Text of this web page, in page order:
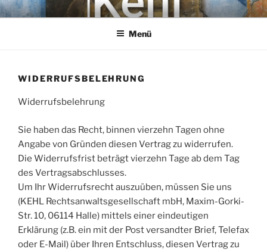
Zum
InhaltKEHL
Rechtsanwaltsgesellschaft mbH
Menü
WIDERRUFSBELEHRUNG
Widerrufsbelehrung
Sie haben das Recht, binnen vierzehn Tagen ohne
Angabe von Gründen diesen Vertrag zu widerrufen.
Die Widerrufsfrist beträgt vierzehn Tage ab dem Tag
des Vertragsabschlusses.
Um Ihr Widerrufsrecht auszuüben, müssen Sie uns
(KEHL Rechtsanwaltsgesellschaft mbH, Maxim-Gorki-
Str. 10, 06114 Halle) mittels einer eindeutigen
Erklärung (z.B. ein mit der Post versandter Brief, Telefax
oder E-Mail) über Ihren Entschluss, diesen Vertrag zu